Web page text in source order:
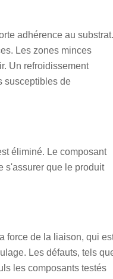
adhérence au substrat.
Les zones minces
Un refroidissement
susceptibles de
éliminé. Le composant
s'assurer que le produit
force de la liaison, qui
Les défauts, tels
les composants testés